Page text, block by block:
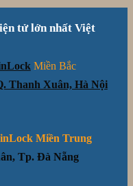
tử lớn nhất Việt
Miền Bắc
Thanh Xuân, Hà Nội
Miền Trung
Tp. Đà Nẵng